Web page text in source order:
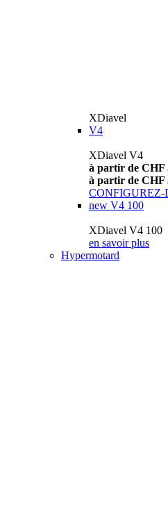
XDiavel
V4
XDiavel V4
à partir de CHF
à partir de CHF
CONFIGUREZ-
new V4 100
XDiavel V4 100
en savoir plus
Hypermotard